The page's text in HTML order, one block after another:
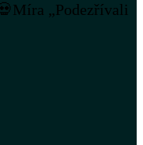
„Podezřívali